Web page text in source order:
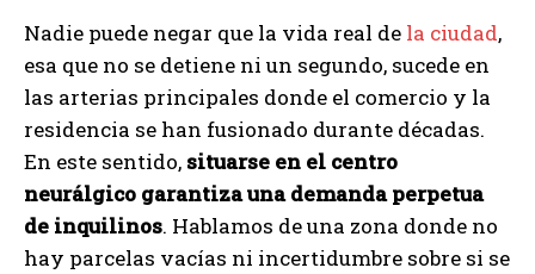
Nadie puede negar que la vida real de la ciudad,
esa que no se detiene ni un segundo, sucede en
las arterias principales donde el comercio y la
residencia se han fusionado durante décadas.
En este sentido, situarse en el centro
neurálgico garantiza una demanda perpetua
de inquilinos. Hablamos de una zona donde no
hay parcelas vacías ni incertidumbre sobre si se